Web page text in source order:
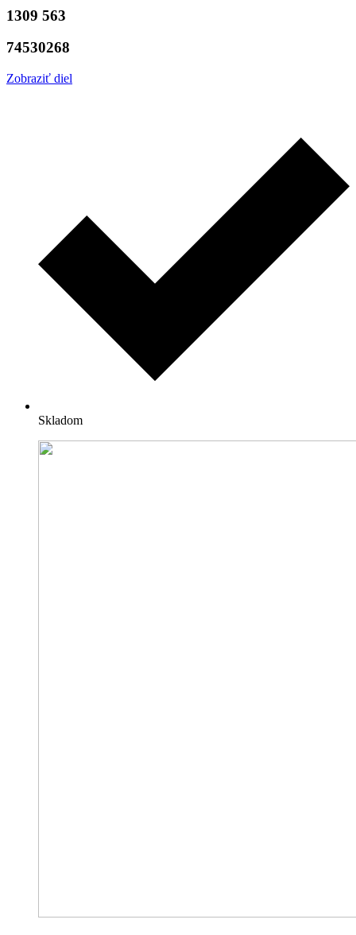
1309 563
74530268
Zobraziť diel
Skladom